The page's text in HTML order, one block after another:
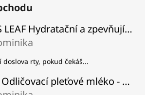
PARIS LEAF Hydratační a zpevňující balzám na rty
produktu je 5 z 5 hvězdiček.
rty, pokud čekáš...
ILCSI Odličovací pleťové mléko - Višeň a švestka